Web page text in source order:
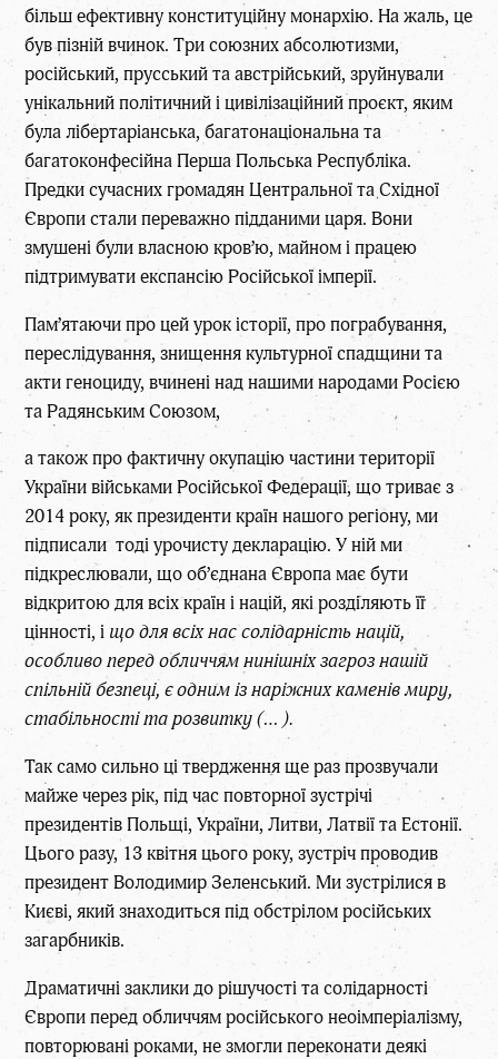
більш ефективну конституційну монархію. На жаль, це
був пізній вчинок. Три союзних абсолютизми,
російський, прусський та австрійський, зруйнували
унікальний політичний і цивілізаційний проєкт, яким
була лібертаріанська, багатонаціональна та
багатоконфесійна Перша Польська Республіка.
Предки сучасних громадян Центральної та Східної
Європи стали переважно підданими царя. Вони
змушені були власною кров’ю, майном і працею
підтримувати експансію Російської імперії.
Пам’ятаючи про цей урок історії, про пограбування,
переслідування, знищення культурної спадщини та
акти геноциду, вчинені над нашими народами Росією
та Радянським Союзом,
а також про фактичну окупацію частини території
України військами Російської Федерації, що триває з
2014 року, як президенти країн нашого регіону, ми
підписали тоді урочисту декларацію. У ній ми
підкреслювали, що об’єднана Європа має бути
відкритою для всіх країн і націй, які розділяють її
цінності, і що для всіх нас солідарність націй,
особливо перед обличчям нинішніх загроз нашій
спільній безпеці, є одним із наріжних каменів миру,
стабільності та розвитку(… ).
Так само сильно ці твердження ще раз прозвучали
майже через рік, під час повторної зустрічі
президентів Польщі, України, Литви, Латвії та Естонії.
Цього разу, 13 квітня цього року, зустріч проводив
президент Володимир Зеленський. Ми зустрілися в
Києві, який знаходиться під обстрілом російських
загарбників.
Драматичні заклики до рішучості та солідарності
Європи перед обличчям російського неоімперіалізму,
повторювані роками, не змогли переконати деякі